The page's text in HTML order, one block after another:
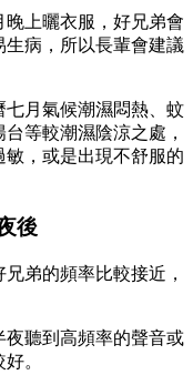
上曬衣服，好兄弟會
病，所以長輩會建議
月氣候潮濕悶熱、蚊
等較潮濕陰涼之處，
，或是出現不舒服的
後
弟的頻率比較接近，
聽到高頻率的聲音或
。